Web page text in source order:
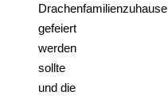
Drachenfamilienzuhause
gefeiert
werden
sollte
und die